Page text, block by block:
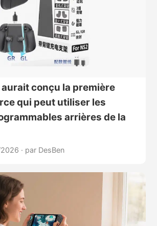
conçu la première
qui peut utiliser les
arrières de la
· par DesBen